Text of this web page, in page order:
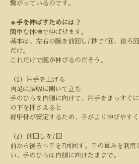
繋がっているのです。
🔹手を伸ばすためには？
簡単な体操で伸ばせます。
基本は、左右の腕を前回し 7秒で7 回、後ろ
だけ。
これだけで腕が伸びるのだそう。
（ 1 ）片手を上げる
両足は腰幅に開いて立ち
手のひらを内側に向けて、片手をまっすぐ
の下を押さえると
肩甲骨が安定するため、手がより伸びやすく
（2 ）前回しを 7 回
前から後ろへ手を 7 回回す。手の重みを利
い、手のひらは内側に向けたままで。